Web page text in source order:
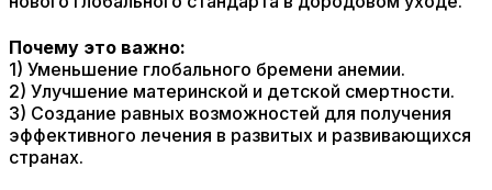
Почему это важно:
1) Уменьшение глобального бремени анемии.
2) Улучшение материнской и детской смертности.
3) Создание равных возможностей для получения
эффективного лечения в развитых и развивающихся
странах.